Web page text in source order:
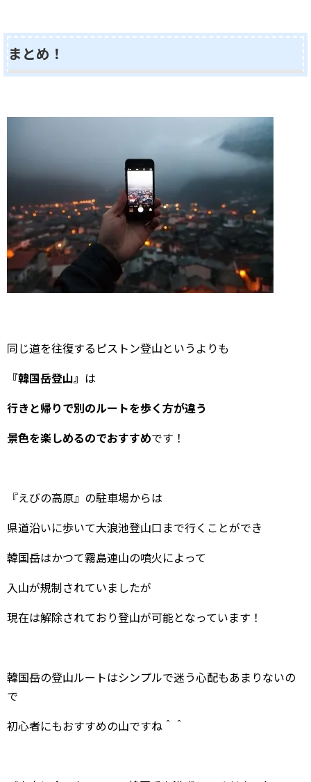
まとめ！
同じ道を往復するピストン登山というよりも
『韓国岳登山』 は
行きと帰りで別のルートを歩く方が違う
景色を楽しめるのでおすすめです！
『えびの高原』の駐車場からは
県道沿いに歩いて大浪池登山口まで行くことができ
韓国岳はかつて霧島連山の噴火によって
入山が規制されていましたが
現在は解除されており登山が可能となっています！
韓国岳の登山ルートはシンプルで迷う心配もあまりないの
で
初心者にもおすすめの山ですね＾＾